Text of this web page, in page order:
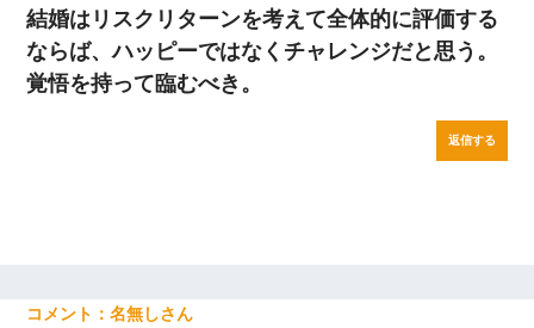
結婚はリスクリターンを考えて全体的に評価する
ならば、ハッピーではなくチャレンジだと思う。
覚悟を持って臨むべき。
返信する
名無し